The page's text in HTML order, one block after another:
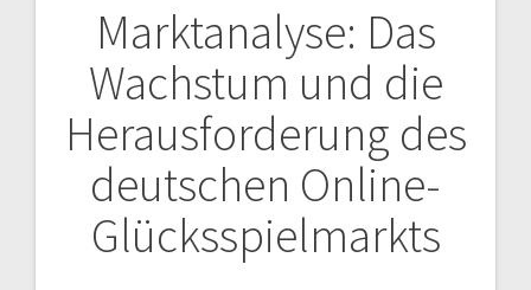
Marktanalyse: Das
Wachstum und die
Herausforderung des
deutschen Online-
Glücksspielmarkts